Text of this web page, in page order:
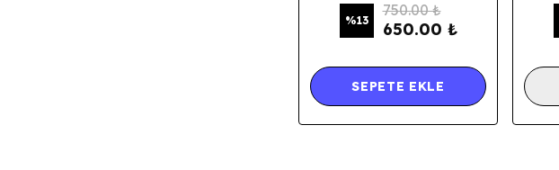
%13
750.00 ₺
650.00 ₺
SEPETE EKLE